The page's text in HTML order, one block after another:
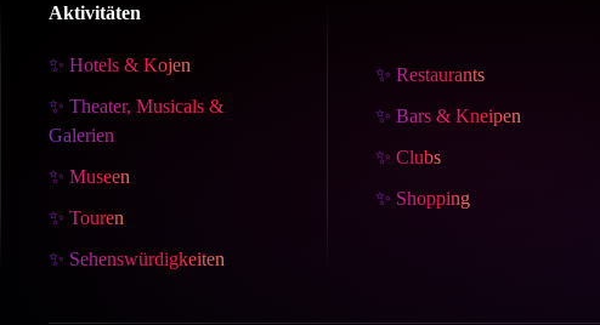
Aktivitäten
✨ Hotels & Kojen
✨ Theater, Musicals &
Galerien
✨ Museen
✨ Touren
✨ Sehenswürdigkeiten
✨ Restaurants
✨ Bars & Kneipen
✨ Clubs
✨ Shopping